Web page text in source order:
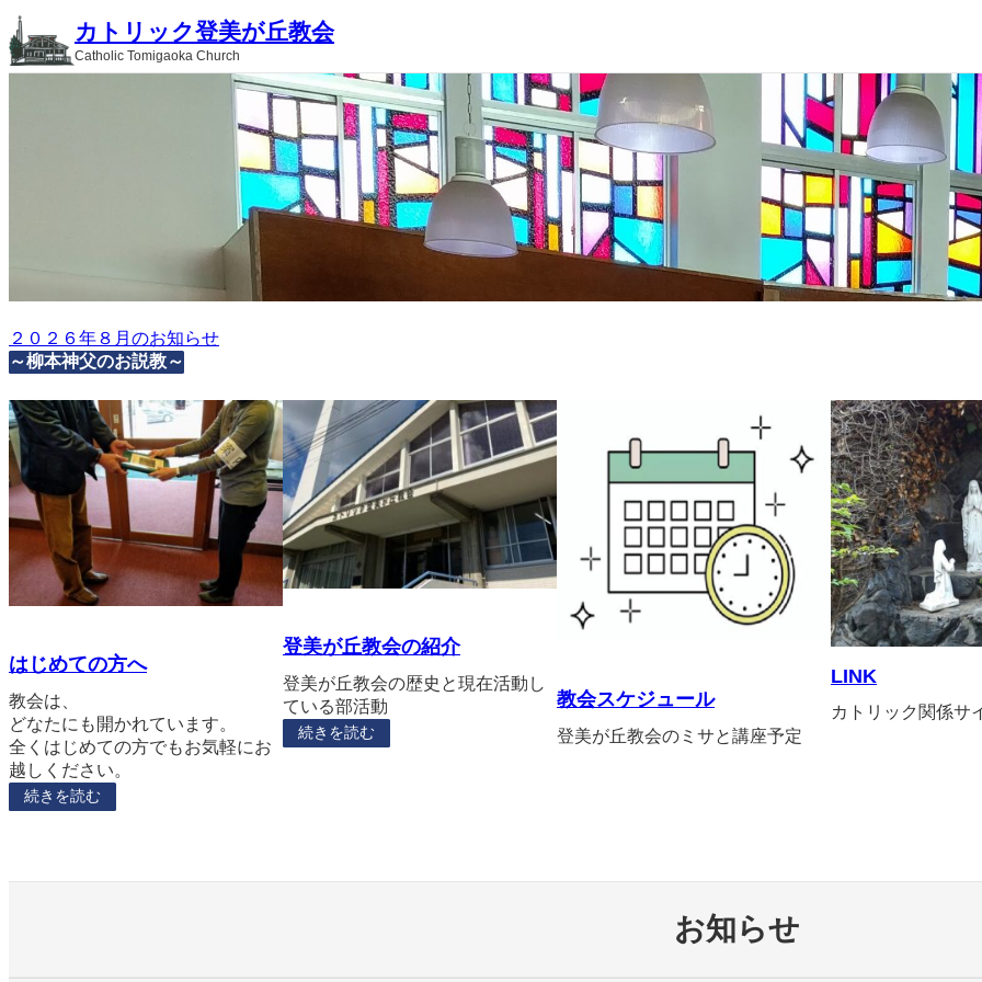
内
容
を
カトリック登美が丘教会
Catholic Tomigaoka Church
２０２６年８月のお知らせ
～柳本神父のお説教～
はじめての方へ
教会は、
どなたにも開かれています。
全くはじめての方でもお気軽にお
越しください。
続きを読む
登美が丘教会の紹介
登美が丘教会の歴史と現在活動し
ている部活動
続きを読む
教会スケジュール
登美が丘教会のミサと講座予定
LINK
カトリック関係サ
お知らせ